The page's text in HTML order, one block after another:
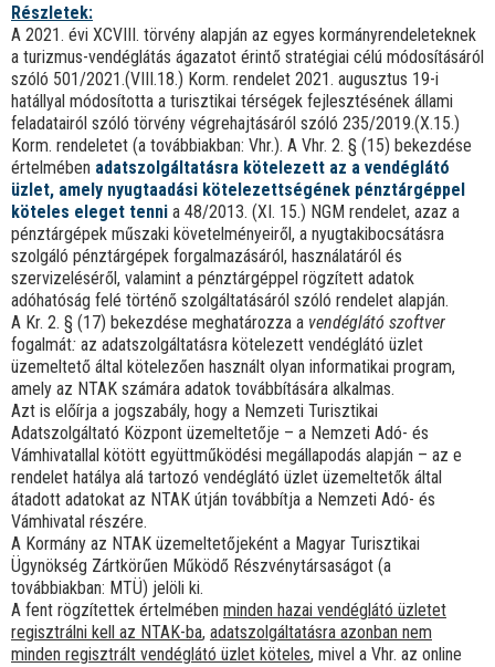
Részletek:
A 2021. évi XCVIII. törvény alapján az egyes kormányrendeleteknek
a turizmus-vendéglátás ágazatot érintő stratégiai célú módosításáról
szóló 501/2021.(VIII.18.) Korm. rendelet 2021. augusztus 19-i
hatállyal módosította a turisztikai térségek fejlesztésének állami
feladatairól szóló törvény végrehajtásáról szóló 235/2019.(X.15.)
Korm. rendeletet (a továbbiakban: Vhr.). A Vhr. 2. § (15) bekezdése
értelmében adatszolgáltatásra kötelezett az a vendéglátó
üzlet, amely nyugtaadási kötelezettségének pénztárgéppel
köteles eleget tenni a 48/2013. (XI. 15.) NGM rendelet, azaz a
pénztárgépek műszaki követelményeiről, a nyugtakibocsátásra
szolgáló pénztárgépek forgalmazásáról, használatáról és
szervizeléséről, valamint a pénztárgéppel rögzített adatok
adóhatóság felé történő szolgáltatásáról szóló rendelet alapján.
A Kr. 2. § (17) bekezdése meghatározza a vendéglátó szoftver
fogalmát: az adatszolgáltatásra kötelezett vendéglátó üzlet
üzemeltető által kötelezően használt olyan informatikai program,
amely az NTAK számára adatok továbbítására alkalmas.
Azt is előírja a jogszabály, hogy a Nemzeti Turisztikai
Adatszolgáltató Központ üzemeltetője – a Nemzeti Adó- és
Vámhivatallal kötött együttműködési megállapodás alapján – az e
rendelet hatálya alá tartozó vendéglátó üzlet üzemeltetők által
átadott adatokat az NTAK útján továbbítja a Nemzeti Adó- és
Vámhivatal részére.
A Kormány az NTAK üzemeltetőjeként a Magyar Turisztikai
Ügynökség Zártkörűen Működő Részvénytársaságot (a
továbbiakban: MTÜ) jelöli ki.
A fent rögzítettek értelmében minden hazai vendéglátó üzletet
regisztrálni kell az NTAK-ba, adatszolgáltatásra azonban nem
minden regisztrált vendéglátó üzlet köteles, mivel a Vhr. az online